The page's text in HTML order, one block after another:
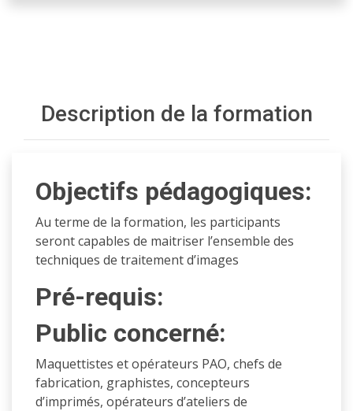
Description de la formation
Objectifs pédagogiques:
Au terme de la formation, les participants
seront capables de maitriser l’ensemble des
techniques de traitement d’images
Pré-requis:
Public concerné:
Maquettistes et opérateurs PAO, chefs de
fabrication, graphistes, concepteurs
d’imprimés, opérateurs d’ateliers de